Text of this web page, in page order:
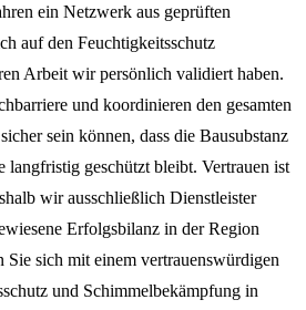
ein Netzwerk aus geprüften
auf den Feuchtigkeitsschutz
Arbeit wir persönlich validiert haben.
und koordinieren den gesamten
sein können, dass die Bausubstanz
geschützt bleibt. Vertrauen ist
wir ausschließlich Dienstleister
Erfolgsbilanz in der Region
Sie sich mit einem vertrauenswürdigen
und Schimmelbekämpfung in